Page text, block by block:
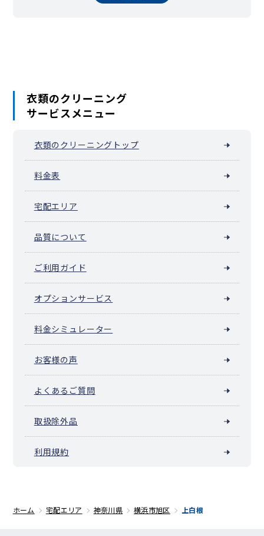
衣類のクリーニング
サービスメニュー
衣類のクリーニングトップ
料金表
宅配エリア
品質について
ご利用ガイド
オプションサービス
料金シミュレーター
お客様の声
よくあるご質問
取扱除外品
利用規約
ホーム 宅配エリア 神奈川県 横浜市旭区 上白根